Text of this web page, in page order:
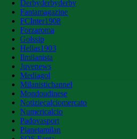
Derbyderbyderby
Fantamagazine
FCInter1908
Forzaroma
Golssip
Hellas1903
Ilmilanista
Juvenews
Mediagol
Milanistichannel
Mondoudinese
Notiziecalciomercato
Numericalcio
Padovasport
Pianetamilan